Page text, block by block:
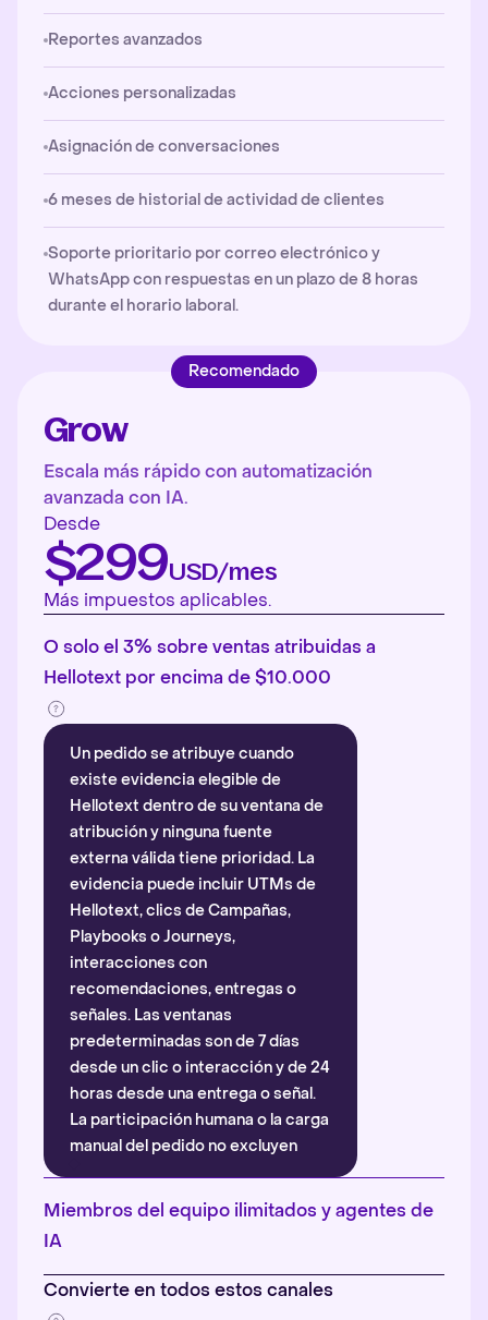
Reportes avanzados
Acciones personalizadas
Asignación de conversaciones
6 meses de historial de actividad de clientes
Soporte prioritario por correo electrónico y
WhatsApp con respuestas en un plazo de 8 horas
durante el horario laboral.
Recomendado
Grow
Escala más rápido con automatización
avanzada con IA.
Desde
$299USD/mes
Más impuestos aplicables.
O solo el 3% sobre ventas atribuidas a
Hellotext por encima de $10.000
Un pedido se atribuye cuando
existe evidencia elegible de
Hellotext dentro de su ventana de
atribución y ninguna fuente
externa válida tiene prioridad. La
evidencia puede incluir UTMs de
Hellotext, clics de Campañas,
Playbooks o Journeys,
interacciones con
recomendaciones, entregas o
señales. Las ventanas
predeterminadas son de 7 días
desde un clic o interacción y de 24
horas desde una entrega o señal.
La participación humana o la carga
manual del pedido no excluyen
automáticamente la atribución.
Más información
Miembros del equipo ilimitados y agentes de
IA
Convierte en todos estos canales